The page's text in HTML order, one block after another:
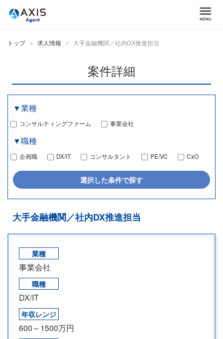
トップ 求人情報 大手金融機関／社内DX推進担当
案件詳細
▼業種
コンサルティングファーム 事業会社
▼職種
企画職 DX/IT コンサルタント PE/VC CxO
大手金融機関／社内DX推進担当
業種
事業会社
職種
DX/IT
年収レンジ
600～1500万円